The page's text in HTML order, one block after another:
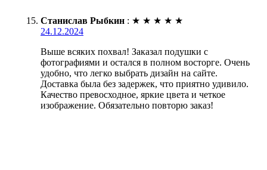
Станислав Рыбкин : ★ ★ ★ ★ ★
24.12.2024
Выше всяких похвал! Заказал подушки с
фотографиями и остался в полном восторге. Очень
удобно, что легко выбрать дизайн на сайте.
Доставка была без задержек, что приятно удивило.
Качество превосходное, яркие цвета и четкое
изображение. Обязательно повторю заказ!